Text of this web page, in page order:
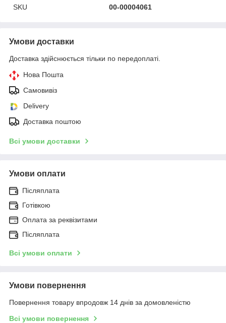
SKU
00-00004061
Умови доставки
Доставка здійснюється тільки по передоплаті.
Нова Пошта
Самовивіз
Delivery
Доставка поштою
Всі умови доставки
Умови оплати
Післяплата
Готівкою
Оплата за реквізитами
Післяплата
Всі умови оплати
Умови повернення
Повернення товару впродовж 14 днів за домовленістю
Всі умови повернення